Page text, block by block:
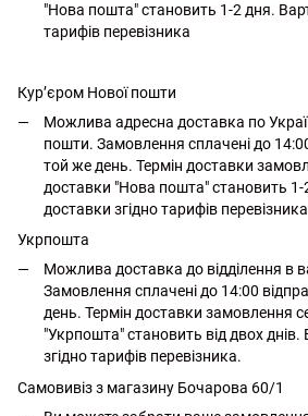
"Нова пошта" становить 1-2 дня.
тарифів перевізника
Кур’єром Нової пошти
Можлива адресна доставка по
пошти. Замовлення сплачені до
той же день. Термін доставки
доставки "Нова пошта" становить 1-
доставки згідно тарифів перевізника
Укрпошта
Можлива доставка до відділення в
Замовлення сплачені до 14:00
день. Термін доставки замовлення
"Укрпошта" становить від двох днів.
згідно тарифів перевізника.
Самовивіз з магазину Бочарова 60/1